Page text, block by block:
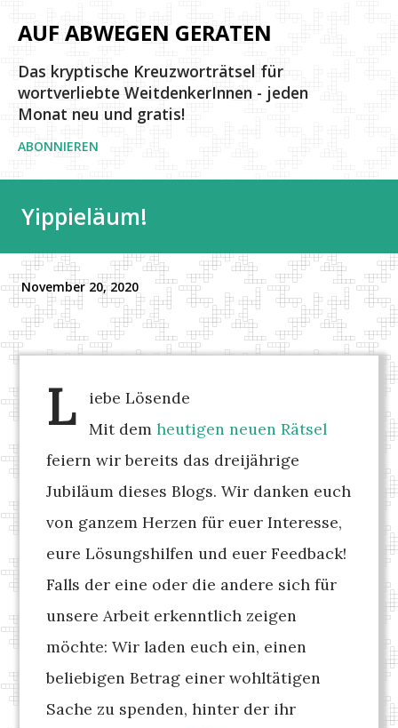
Direkt zum Hauptbereich
AUF ABWEGEN GERATEN
Das kryptische Kreuzworträtsel für
wortverliebte WeitdenkerInnen - jeden
Monat neu und gratis!
ABONNIEREN
Yippieläum!
November 20, 2020
L
iebe Lösende
Mit demheutigen neuen Rätsel
feiern wir bereits das dreijährige
Jubiläum dieses Blogs. Wir danken euch
von ganzem Herzen für euer Interesse,
eure Lösungshilfen und euer Feedback!
Falls der eine oder die andere sich für
unsere Arbeit erkenntlich zeigen
möchte: Wir laden euch ein, einen
beliebigen Betrag einer wohltätigen
Sache zu spenden, hinter der ihr